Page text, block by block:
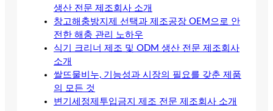
생산 전문 제조회사 소개
창고해충방지제 선택과 제조공장 OEM으로 안
전한 해충 관리 노하우
식기 크리너 제조 및 ODM 생산 전문 제조회사
소개
쌀뜨물비누, 기능성과 시장의 필요를 갖춘 제품
의 모든 것
변기세정제투입금지 제조 전문 제조회사 소개